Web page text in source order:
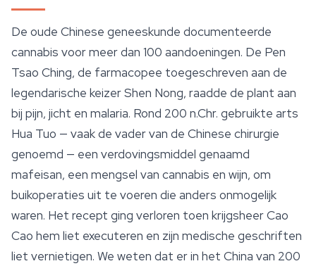
De oude Chinese geneeskunde documenteerde
cannabis voor meer dan 100 aandoeningen. De Pen
Tsao Ching, de farmacopee toegeschreven aan de
legendarische keizer Shen Nong, raadde de plant aan
bij pijn, jicht en malaria. Rond 200 n.Chr. gebruikte arts
Hua Tuo — vaak de vader van de Chinese chirurgie
genoemd — een verdovingsmiddel genaamd
mafeisan, een mengsel van cannabis en wijn, om
buikoperaties uit te voeren die anders onmogelijk
waren. Het recept ging verloren toen krijgsheer Cao
Cao hem liet executeren en zijn medische geschriften
liet vernietigen. We weten dat er in het China van 200